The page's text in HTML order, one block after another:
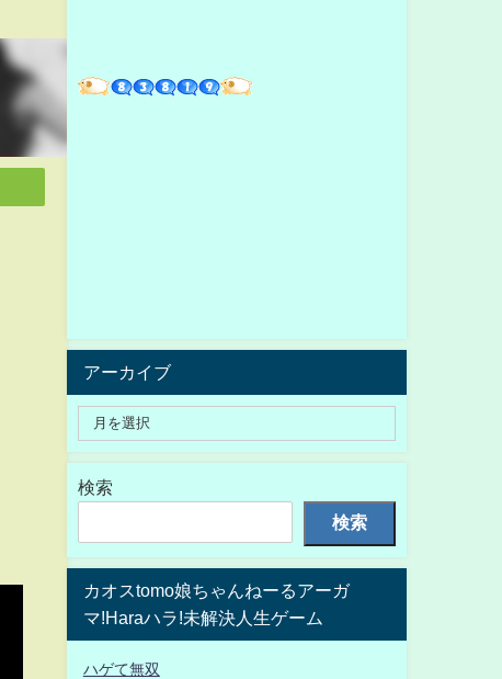
アーカイブ
検索
検索
カオスtomo娘ちゃんねーるアーガ
マ!Haraハラ!未解決人生ゲーム
ハゲて無双